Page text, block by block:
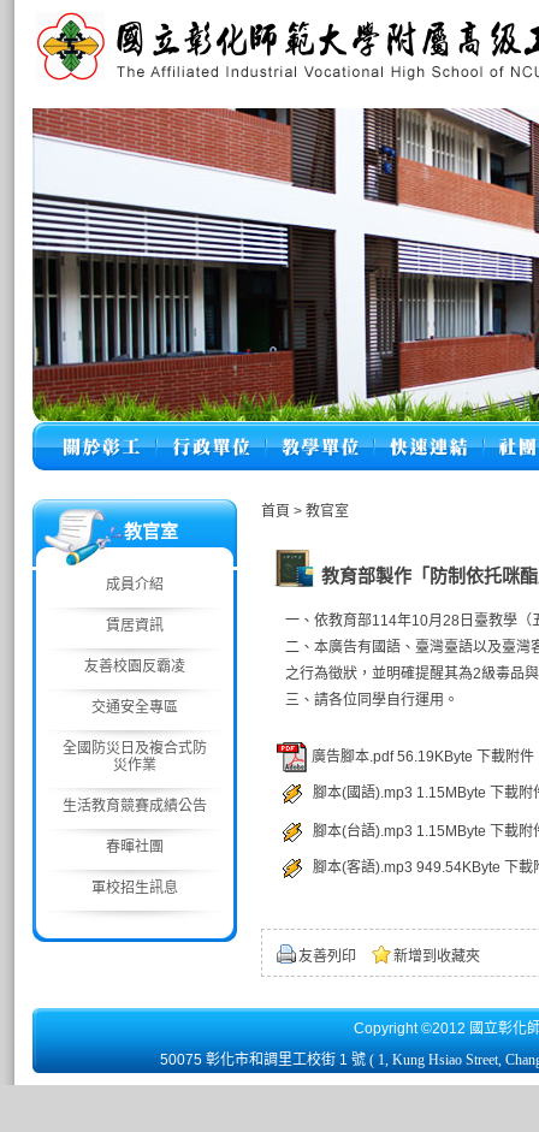
教官室
成員介紹
賃居資訊
友善校園反霸凌
交通安全專區
全國防災日及複合式防
災作業
生活教育競賽成績公告
春暉社團
軍校招生訊息
首頁 > 教官室
教育部製作「防制依托咪
一、依教育部114年10月28日臺教學
二、本廣告有國語、臺灣臺語以及臺
之行為徵狀，並明確提醒其為2級毒品
三、請各位同學自行運用。
廣告腳本.pdf 56.19KByte 下載附件
腳本(國語).mp3 1.15MByte 下載附
腳本(台語).mp3 1.15MByte 下載附
腳本(客語).mp3 949.54KByte 下
友善列印 新增到收藏夾
Copyright ©2012 國立彰化
50075 彰化市和調里工校街 1 號 ( 1, Kung Hsiao Street,